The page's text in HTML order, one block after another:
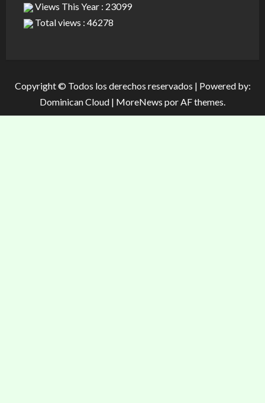
Views This Year : 23099
Total views : 46278
Copyright © Todos los derechos reservados | Powered by:
Dominican Cloud | MoreNews por AF themes.